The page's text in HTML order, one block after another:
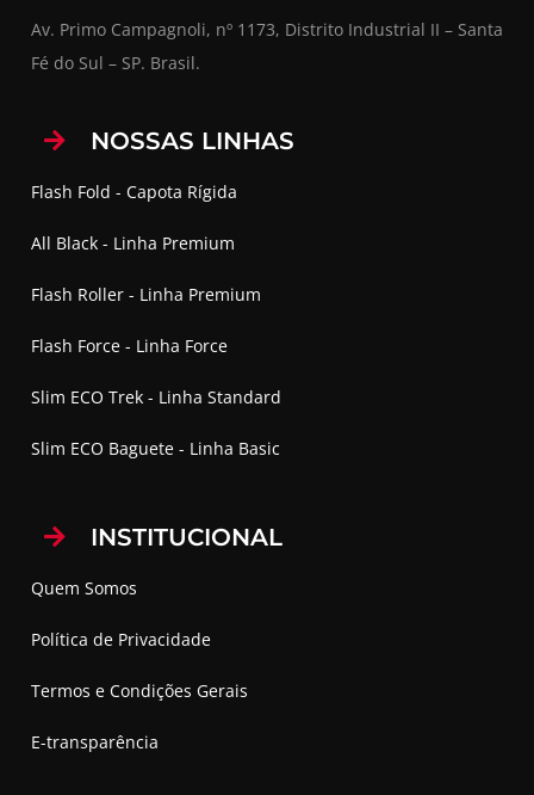
Av. Primo Campagnoli, nº 1173, Distrito Industrial II – Santa
Fé do Sul – SP. Brasil.
NOSSAS LINHAS
Flash Fold - Capota Rígida
All Black - Linha Premium
Flash Roller - Linha Premium
Flash Force - Linha Force
Slim ECO Trek - Linha Standard
Slim ECO Baguete - Linha Basic
INSTITUCIONAL
Quem Somos
Política de Privacidade
Termos e Condições Gerais
E-transparência